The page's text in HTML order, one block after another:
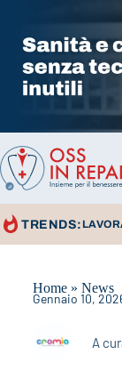
TRENDS:
Home» News
Gennaio 10,
A